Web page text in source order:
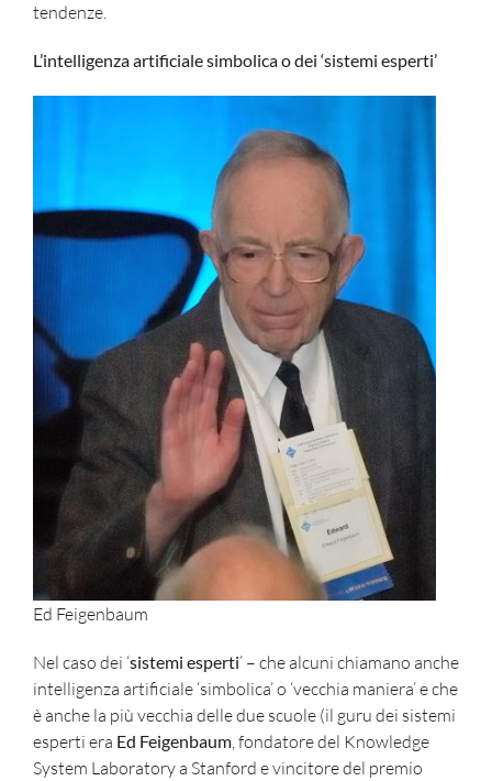
tendenze.
L’intelligenza artificiale simbolica o dei ‘sistemi esperti’
Ed Feigenbaum
Nel caso dei ‘sistemi esperti’ – che alcuni chiamano anche
intelligenza artificiale ‘simbolica’ o ‘vecchia maniera’ e che
è anche la più vecchia delle due scuole (il guru dei sistemi
esperti era Ed Feigenbaum, fondatore del Knowledge
System Laboratory a Stanford e vincitore del premio